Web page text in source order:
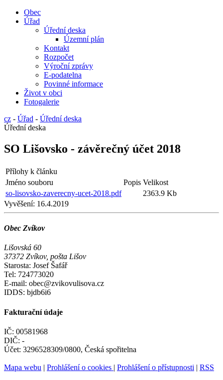
Obec
Úřad
Úřední deska
Územní plán
Kontakt
Rozpočet
Výroční zprávy
E-podatelna
Povinné informace
Život v obci
Fotogalerie
cz - Úřad - Úřední deska
Úřední deska
SO Lišovsko - závěrečný účet 2018
Přílohy k článku
Jméno souboru
Popis Velikost
so-lisovsko-zaverecny-ucet-2018.pdf
2363.9 Kb
Vyvěšení: 16.4.2019
Obec Zvíkov
Lišovská 60
37372 Zvíkov, pošta Lišov
Starosta: Josef Šafář
Tel: 724773020
E-mail: obec@zvikovulisova.cz
IDDS: bjdb6i6
Fakturační údaje
IČ: 00581968
DIČ: -
Účet: 3296528309/0800, Česká spořitelna
Mapa webu | Prohlášení o cookies | Prohlášení o přístupnosti | RSS